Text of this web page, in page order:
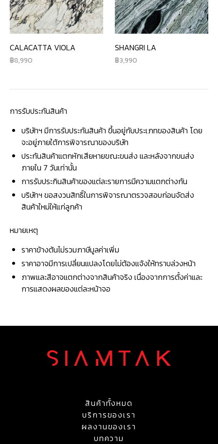
CALACATTA VIOLA
8,990
SHANGRI LA
3,990
การรับประกันสินค้า
บริษัทฯ มีการรับประกันสินค้า ขึ้นอยู่กับประเภทของสินค้า โดย
จะอยู่ภายใต้การพิจารณาของบริษัท
ประกันสินค้าแตกหักเสียหายขณะขนส่ง และหลังจากขนส่ง
ภายใน 7 วันเท่านั้น
การรับประกินสินค้าของแต่ละรายการมีความแตกต่างกัน
บริษัทฯ ขอสงวนสิทธิ์ในการพิจารณาตรวจสอบก่อนจัดส่ง
สินค้าใหม่ให้แก่ลูกค้า
หมายเหตุ
ราคาข้างต้นไม่รวมภาษีมูลค่าเพิ่ม
ราคาอาจมีการเปลี่ยนแปลงโดยไม่ต้องแจ้งให้ทราบล่วงหน้า
ภาพและสีอาจแตกต่างจากสินค้าจริง เนื่องจากการตั้งค่าและ
การแสดงผลของแต่ละหน้าจอ
สินค้าทั้งหมด
บริการของเรา
ผลงานของเรา
บทความ